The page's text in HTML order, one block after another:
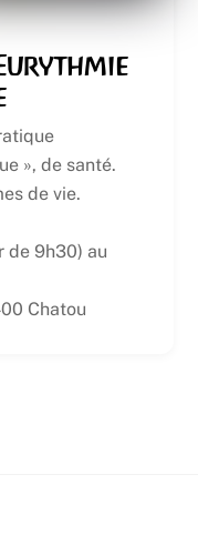
», de santé.
de vie.
de 9h30) au
Chatou